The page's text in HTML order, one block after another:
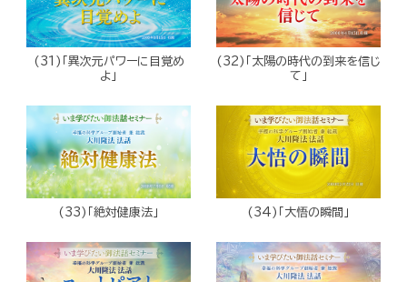
(31)「異次元パワーに目覚め
よ」
(32)「太陽の時代の到来を信じ
て」
(33)「絶対健康法」 (34)「大悟の瞬間」